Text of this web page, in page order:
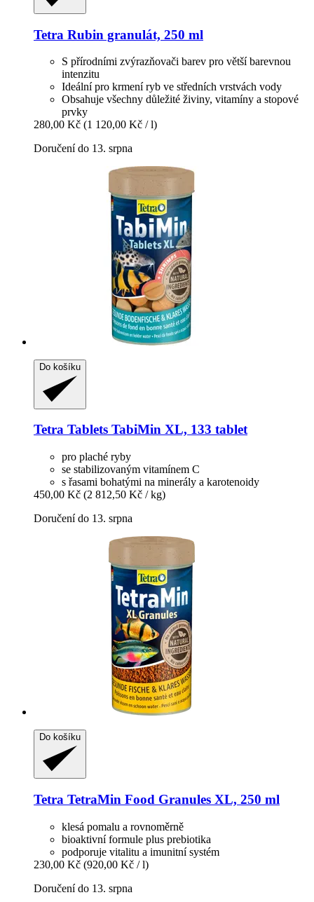
Tetra Rubin granulát, 250 ml
S přírodními zvýrazňovači barev pro větší barevnou
intenzitu
Ideální pro krmení ryb ve středních vrstvách vody
Obsahuje všechny důležité živiny, vitamíny a stopové
prvky
280,00 Kč (1 120,00 Kč / l)
Doručení do 13. srpna
Do košíku
Tetra Tablets TabiMin XL, 133 tablet
pro plaché ryby
se stabilizovaným vitamínem C
s řasami bohatými na minerály a karotenoidy
450,00 Kč (2 812,50 Kč / kg)
Doručení do 13. srpna
Do košíku
Tetra TetraMin Food Granules XL, 250 ml
klesá pomalu a rovnoměrně
bioaktivní formule plus prebiotika
podporuje vitalitu a imunitní systém
230,00 Kč (920,00 Kč / l)
Doručení do 13. srpna